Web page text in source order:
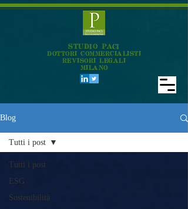
STUDIO PACI
DOTTORI COMMERCIALISTI
REVISORI LEGALI
MILANO
Blog
Tutti i post
ESG
Sostenibilità
Tutti i post